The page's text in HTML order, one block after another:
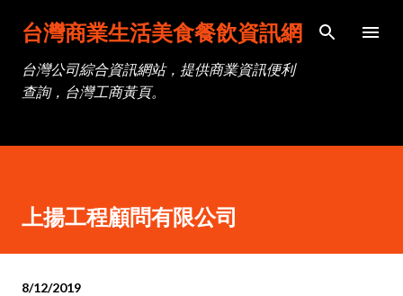
跳到主要內容
台灣商業生活美食餐飲資訊網
台灣公司綜合資訊網站，提供商業資訊便利
查詢，台灣工商黃頁。
上揚工程顧問有限公司
8/12/2019